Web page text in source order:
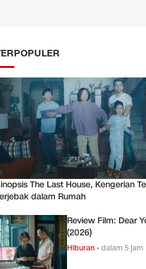
The Last House, Kengerian
dalam Rumah
Review Film: Dear
(2026)
Hiburan •dalam 5 jam